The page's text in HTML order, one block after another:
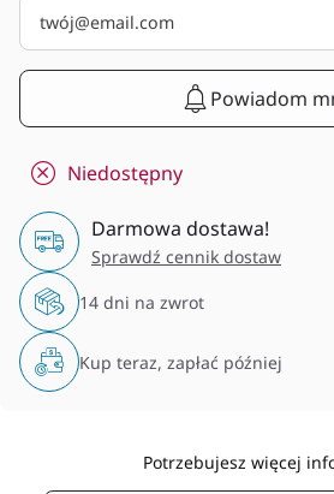
Powiadom
Niedostępny
Darmowa dostawa!
Sprawdź cennik dostaw
14 dni na zwrot
Kup teraz, zapłać później
Potrzebujesz więcej